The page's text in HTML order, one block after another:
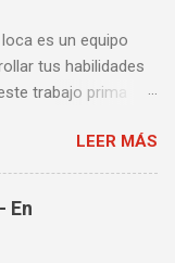
es un equipo
tus habilidades
trabajo prima
trabajo también
esquives y
así como
para acortar
LEER MÁS
En